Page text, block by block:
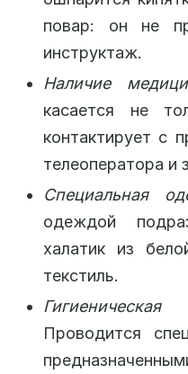
повар: он не
инструктаж.
Наличие
касается не
контактирует с
телеоператора и
Специальная
одеждой
халатик из
текстиль.
Проводится